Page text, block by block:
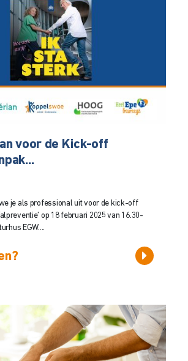
voor de Kick-off
je als professional uit voor de kick-off
op 18 februari 2025 van 16.30-
EGW....